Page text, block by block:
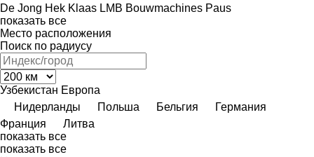
De Jong Hek Klaas LMB Bouwmachines Paus
показать все
Место расположения
Поиск по радиусу
Узбекистан Европа
Нидерланды
Польша Бельгия
Германия
Франция
Литва
показать все
показать все